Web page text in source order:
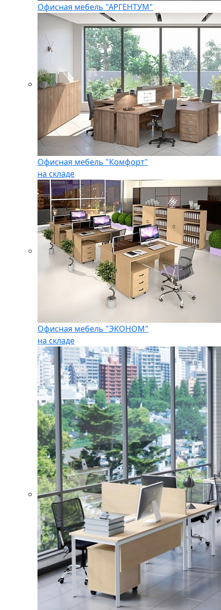
Офисная мебель "АРГЕНТУМ"
Офисная мебель "Комфорт"
на складе
Офисная мебель "ЭКОНОМ"
на складе